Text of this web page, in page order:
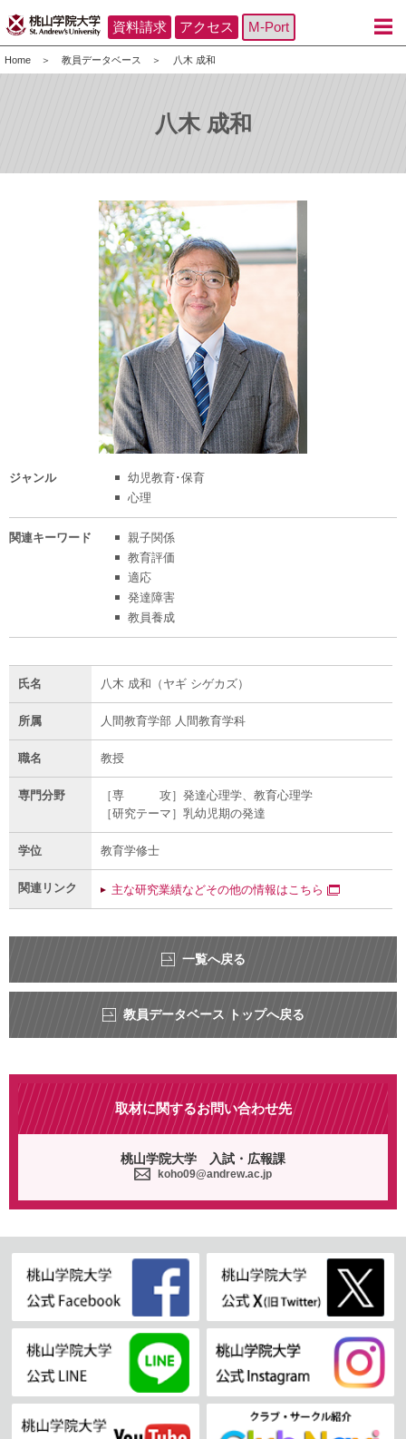
資料請求 アクセス M-Port
Home 教員データベース 八木 成和
八木 成和
ジャンル
幼児教育･保育
心理
関連キーワード
親子関係
教育評価
適応
発達障害
教員養成
氏名 八木 成和（ヤギ シゲカズ）
所属 人間教育学部 人間教育学科
職名 教授
専門分野
［専 攻］発達心理学、教育心理学
［研究テーマ］乳幼児期の発達
学位 教育学修士
関連リンク 主な研究業績などその他の情報はこちら
一覧へ戻る
教員データベース トップへ戻る
取材に関するお問い合わせ先
桃山学院大学 入試・広報課
koho09@andrew.ac.jp